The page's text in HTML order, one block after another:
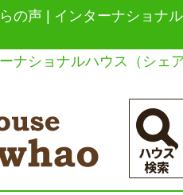
の声 | インターナショナ
ナショナルハウス（シェ